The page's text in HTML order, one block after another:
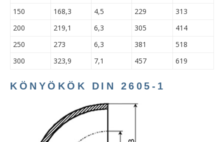
150
168,3 4,5 229
313
200
219,1 6,3 305
414
250
273 6,3 381
518
300
323,9 7,1 457 619
KÖNYÖKÖK DIN 2605-1